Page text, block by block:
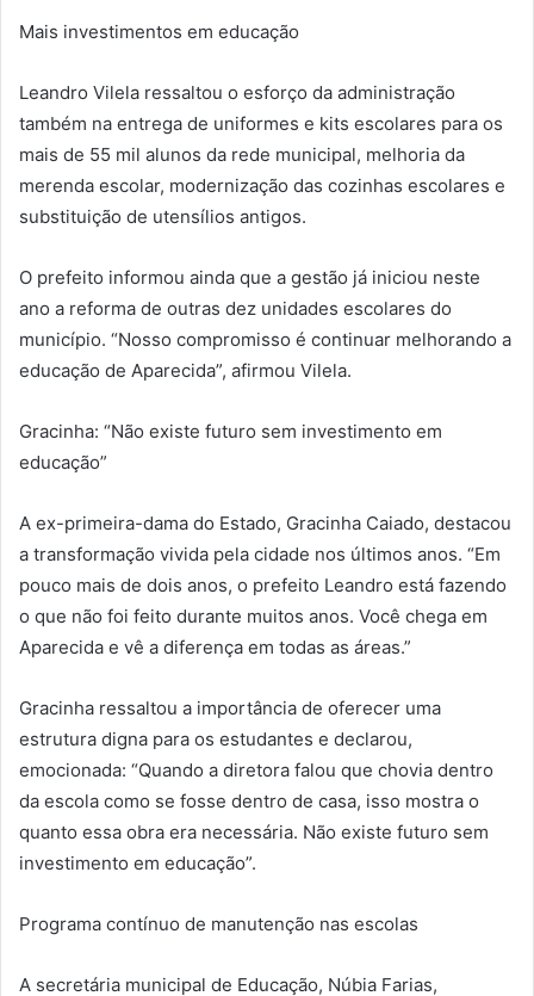
Mais investimentos em educação
Leandro Vilela ressaltou o esforço da administração
também na entrega de uniformes e kits escolares para os
mais de 55 mil alunos da rede municipal, melhoria da
merenda escolar, modernização das cozinhas escolares e
substituição de utensílios antigos.
O prefeito informou ainda que a gestão já iniciou neste
ano a reforma de outras dez unidades escolares do
município. “Nosso compromisso é continuar melhorando a
educação de Aparecida”, afirmou Vilela.
Gracinha: “Não existe futuro sem investimento em
educação”
A ex-primeira-dama do Estado, Gracinha Caiado, destacou
a transformação vivida pela cidade nos últimos anos. “Em
pouco mais de dois anos, o prefeito Leandro está fazendo
o que não foi feito durante muitos anos. Você chega em
Aparecida e vê a diferença em todas as áreas.”
Gracinha ressaltou a importância de oferecer uma
estrutura digna para os estudantes e declarou,
emocionada: “Quando a diretora falou que chovia dentro
da escola como se fosse dentro de casa, isso mostra o
quanto essa obra era necessária. Não existe futuro sem
investimento em educação”.
Programa contínuo de manutenção nas escolas
A secretária municipal de Educação, Núbia Farias,